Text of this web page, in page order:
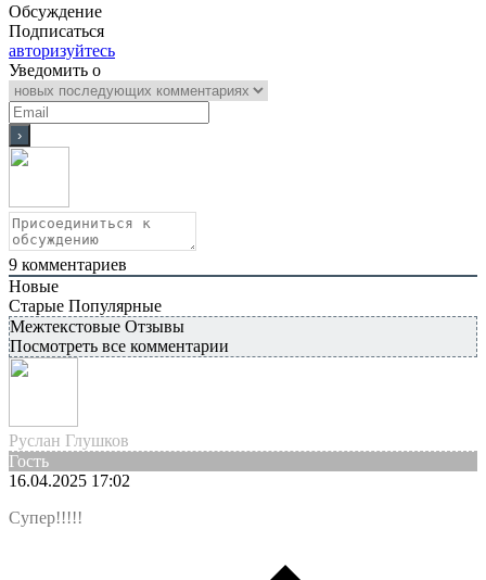
Обсуждение
Подписаться
авторизуйтесь
Уведомить о
9 комментариев
Новые
Старые Популярные
Межтекстовые Отзывы
Посмотреть все комментарии
Руслан Глушков
Гость
16.04.2025 17:02
Супер!!!!!